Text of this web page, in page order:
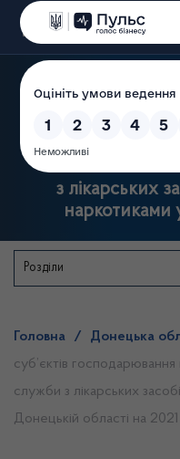
з лікарських
наркотиками
Розділи
Головна / Донецька
суб’єктів
служби з лікарських
Донецькій області на 2021